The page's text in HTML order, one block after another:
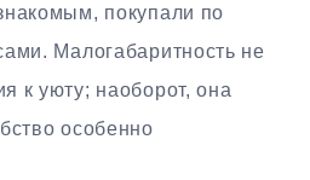
покупали по
Малогабаритность не
к уюту; наоборот, она
особенно